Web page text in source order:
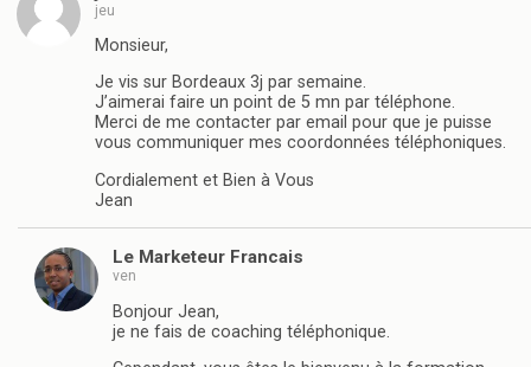
jeu
Monsieur,
Je vis sur Bordeaux 3j par semaine.
J’aimerai faire un point de 5 mn par téléphone.
Merci de me contacter par email pour que je puisse
vous communiquer mes coordonnées téléphoniques.
Cordialement et Bien à Vous
Jean
Le Marketeur Francais
ven
Bonjour Jean,
je ne fais de coaching téléphonique.